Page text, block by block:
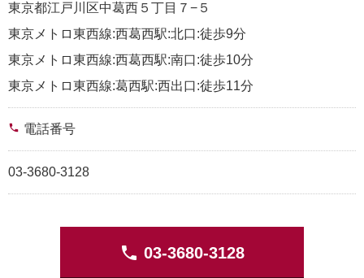
東京都江戸川区中葛西５丁目７−５
東京メトロ東西線:西葛西駅:北口:徒歩9分
東京メトロ東西線:西葛西駅:南口:徒歩10分
東京メトロ東西線:葛西駅:西出口:徒歩11分
phone 電話番号
03-3680-3128
phone 03-3680-3128